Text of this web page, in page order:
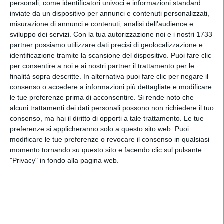
personali, come identificatori univoci e informazioni standard
inviate da un dispositivo per annunci e contenuti personalizzati,
misurazione di annunci e contenuti, analisi dell'audience e
sviluppo dei servizi. Con la tua autorizzazione noi e i nostri 1733
partner possiamo utilizzare dati precisi di geolocalizzazione e
identificazione tramite la scansione del dispositivo. Puoi fare clic
per consentire a noi e ai nostri partner il trattamento per le
finalità sopra descritte. In alternativa puoi fare clic per negare il
consenso o accedere a informazioni più dettagliate e modificare
le tue preferenze prima di acconsentire. Si rende noto che
alcuni trattamenti dei dati personali possono non richiedere il tuo
consenso, ma hai il diritto di opporti a tale trattamento. Le tue
preferenze si applicheranno solo a questo sito web. Puoi
modificare le tue preferenze o revocare il consenso in qualsiasi
momento tornando su questo sito e facendo clic sul pulsante
"Privacy" in fondo alla pagina web.
tappe successive.